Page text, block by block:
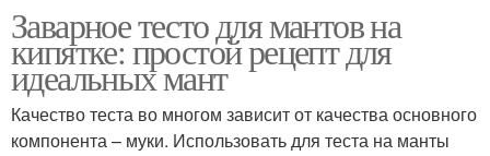
Заварное тесто для мантов на
кипятке: простой рецепт для
идеальных мант
Качество теста во многом зависит от качества основного
компонента – муки. Использовать для теста на манты